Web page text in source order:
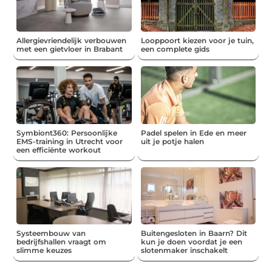
Allergievriendelijk verbouwen
met een gietvloer in Brabant
Looppoort kiezen voor je tuin,
een complete gids
Symbiont360: Persoonlijke
EMS-training in Utrecht voor
een efficiënte workout
Padel spelen in Ede en meer
uit je potje halen
Systeembouw van
bedrijfshallen vraagt om
slimme keuzes
Buitengesloten in Baarn? Dit
kun je doen voordat je een
slotenmaker inschakelt